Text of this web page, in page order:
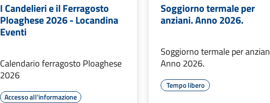
I Candelieri e il Ferragosto
Ploaghese 2026 - Locandina
Eventi
Calendario ferragosto Ploaghese
2026
Accesso all'informazione
Soggiorno termale per
anziani. Anno 2026.
Soggiorno termale per
Anno 2026.
Tempo libero